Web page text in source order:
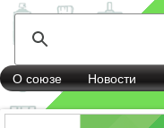
О союзе Новости